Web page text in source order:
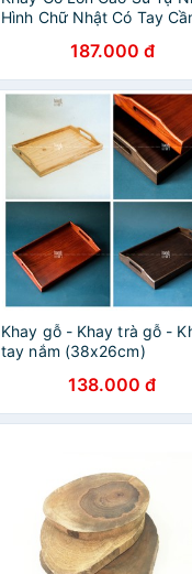
Hình Chữ Nhật Có Tay
Món Tráng Miệng/ Bộ Ly
- Gỗ Đức Thành
187.000 đ
Khay gỗ - Khay trà gỗ -
tay nắm (38x26cm)
138.000 đ